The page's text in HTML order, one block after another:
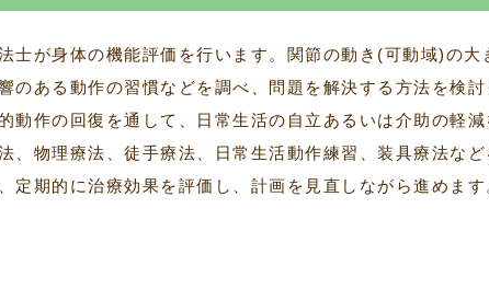
士が身体の機能評価を行います。関節の動き(可動域)の大
のある動作の習慣などを調べ、問題を解決する方法を検討
動作の回復を通して、日常生活の自立あるいは介助の軽
、物理療法、徒手療法、日常生活動作練習、装具療法な
定期的に治療効果を評価し、計画を見直しながら進めます